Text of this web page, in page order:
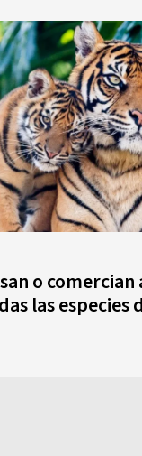
o
las especies